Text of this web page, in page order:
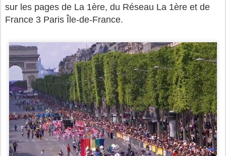
sur les pages de La 1ère, du Réseau La 1ère et de
France 3 Paris Île-de-France.